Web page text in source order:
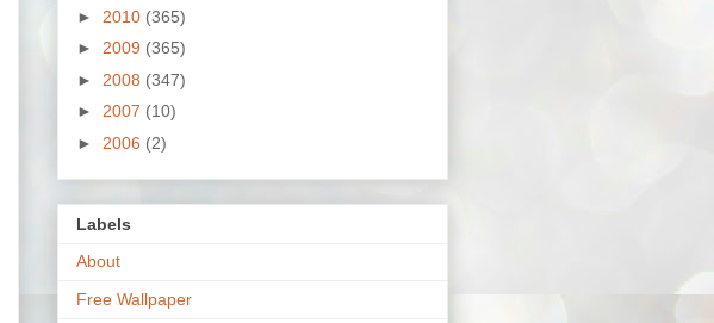
► 2010 (365)
► 2009 (365)
► 2008 (347)
► 2007 (10)
► 2006 (2)
Labels
About
Free Wallpaper